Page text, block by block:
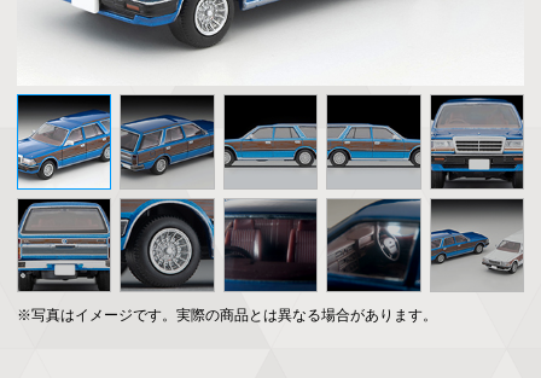
※写真はイメージです。実際の商品とは異なる場合があります。